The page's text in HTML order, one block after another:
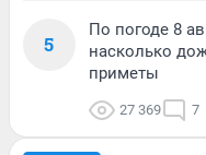
5
По погоде 8
насколько
приметы
27 369 7